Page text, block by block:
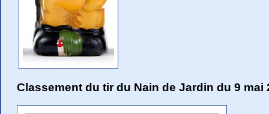
Classement du tir du Nain de Jardin du 9 mai